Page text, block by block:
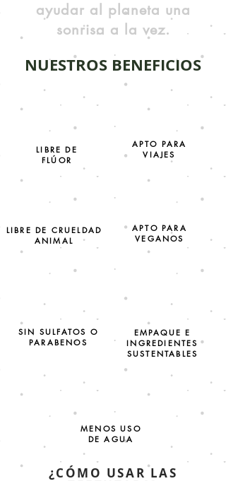
NUESTROS BENEFICIOS
LIBRE DE
FLÚOR
APTO PARA
VIAJES
LIBRE DE CRUELDAD
ANIMAL
APTO PARA
VEGANOS
SIN SULFATOS O
PARABENOS
MENOS USO
DE AGUA
EMPAQUE E
INGREDIENTES
SUSTENTABLES
ayudar al planeta una
sonrisa a la vez.
¿CÓMO USAR LAS